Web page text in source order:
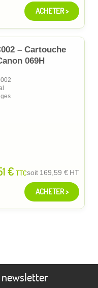
ACHETER >
– Cartouche
069H
€ TTCsoit 169,59 € HT
ACHETER >
newsletter